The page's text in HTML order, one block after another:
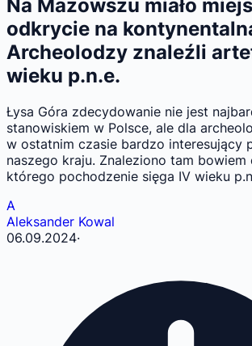
Na Mazowszu miało
odkrycie na
Archeolodzy znaleźli
wieku p.n.e.
Łysa Góra zdecydowanie nie jest
stanowiskiem w Polsce, ale dla
w ostatnim czasie bardzo interesujący
naszego kraju. Znaleziono tam bowiem
którego pochodzenie sięga IV wieku
A
Aleksander Kowal
06.09.2024·